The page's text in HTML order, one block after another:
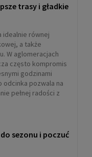
trasy i gładkie
idealnie równej
a także
W aglomeracjach
często kompromis
godzinami
pozwala na
pełnej radości z
sezonu i poczuć